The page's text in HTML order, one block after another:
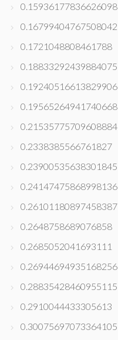
0.15936177836626098
0.16799404767508042
0.1721048808461788
0.18833292439884075
0.19240516613829906
0.19565264941740668
0.21535775709608884
0.2338385566761827
0.23900535638301845
0.24147475868998136
0.26101180897458387
0.2648758689076858
0.2685052041693111
0.26944694935168256
0.28835428460955115
0.2910044433305613
0.30075697073364105